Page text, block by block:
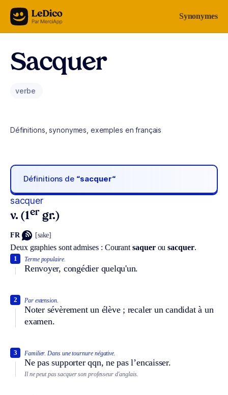
Aller au contenu Synonymes
Sacquer
verbe
Définitions, synonymes, exemples en français
Définitions de “sacquer“
sacquer
v. (1er gr.)
FR [sake]
Deux graphies sont admises : Courant saquerousacquer.
Terme populaire.
Renvoyer, congédier quelqu'un.
1
Par extension.
Noter sévèrement un élève ; recaler un candidat à un
examen.
2
Familier. Dans une tournure négative.
Ne pas supporter qqn, ne pas l’encaisser.
3
Il ne peut pas sacquer son professeur d'anglais.